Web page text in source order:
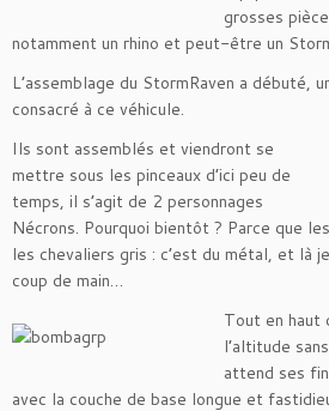
grosses
notamment un rhino et peut-être un
L’assemblage du StormRaven a débuté,
consacré à ce véhicule.
Ils sont assemblés et viendront se
mettre sous les pinceaux d’ici peu de
temps, il s’agit de 2 personnages
Nécrons. Pourquoi bientôt ? Parce que
les chevaliers gris : c’est du métal, et là
coup de main…
Tout en haut
l’altitude
attend ses
avec la couche de base longue et